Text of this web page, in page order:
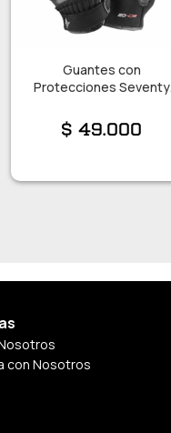
Guantes con
Protecciones Seventy
$ 49.000
con Nosotros